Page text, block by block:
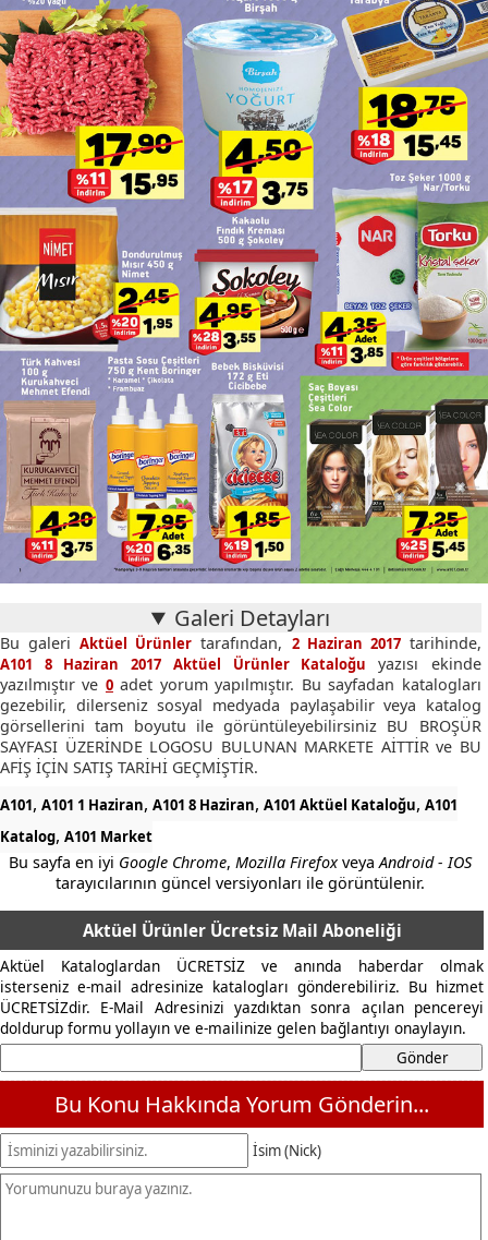
Galeri Detayları
Bu galeriAktüel Ürünler tarafından, 2 Haziran 2017tarihinde,
A101 8 Haziran 2017 Aktüel Ürünler Kataloğuyazısı ekinde
yazılmıştır ve 0adet yorum yapılmıştır. Bu sayfadan katalogları
gezebilir, dilerseniz sosyal medyada paylaşabilir veya katalog
görsellerini tam boyutu ile görüntüleyebilirsiniz BU BROŞÜR
SAYFASI ÜZERİNDE LOGOSU BULUNAN MARKETE AİTTİR ve BU
AFİŞ İÇİN SATIŞ TARİHİ GEÇMİŞTİR.
A101, A101 1 Haziran, A101 8 Haziran, A101 Aktüel Kataloğu, A101
Katalog, A101 Market
Bu sayfa en iyi Google Chrome,Mozilla Firefox veyaAndroid - IOS
tarayıcılarının güncel versiyonları ile görüntülenir.
Aktüel Ürünler Ücretsiz Mail Aboneliği
Aktüel Kataloglardan ÜCRETSİZ ve anında haberdar olmak
isterseniz e-mail adresinize katalogları gönderebiliriz. Bu hizmet
ÜCRETSİZdir. E-Mail Adresinizi yazdıktan sonra açılan pencereyi
doldurup formu yollayın ve e-mailinize gelen bağlantıyı onaylayın.
Bu Konu Hakkında Yorum Gönderin...
İsim (Nick)